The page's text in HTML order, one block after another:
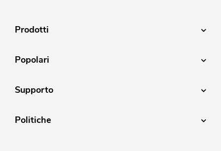
Prodotti
Popolari
Supporto
Politiche